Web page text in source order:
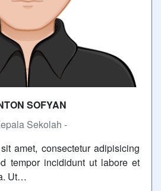
SOFYAN
Sekolah -
amet, consectetur adipisicing
tempor incididunt ut labore et
Ut…